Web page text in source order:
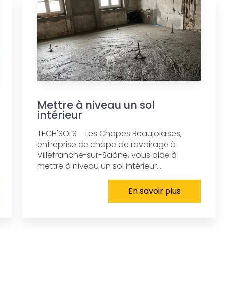
Mettre à niveau un sol
intérieur
TECH'SOLS – Les Chapes Beaujolaises,
entreprise de chape de ravoirage à
Villefranche-sur-Saône, vous aide à
mettre à niveau un sol intérieur....
En savoir plus